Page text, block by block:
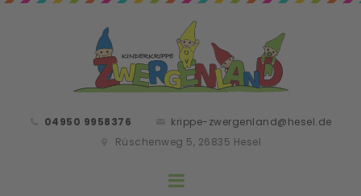
04950 9958376
krippe-zwergenland@hesel.de
Rüschenweg 5, 26835 Hesel